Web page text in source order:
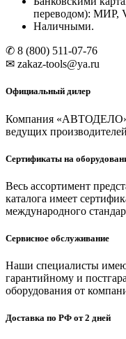
переводом): МИР,
Наличными.
✆ 8 (800) 511-07-76
✉ zakaz-tools@ya.ru
Официальный дилер
Компания «АВТОДЕЛО»
ведущих
Сертификаты на
Весь ассортимент
каталога имеет
международного
Сервисное обслуживание
Наши специалисты
гарантийному и
оборудования от
Доставка по РФ от 2 дней